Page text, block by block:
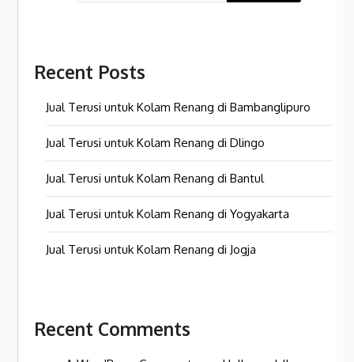
Recent Posts
Jual Terusi untuk Kolam Renang di Bambanglipuro
Jual Terusi untuk Kolam Renang di Dlingo
Jual Terusi untuk Kolam Renang di Bantul
Jual Terusi untuk Kolam Renang di Yogyakarta
Jual Terusi untuk Kolam Renang di Jogja
Recent Comments